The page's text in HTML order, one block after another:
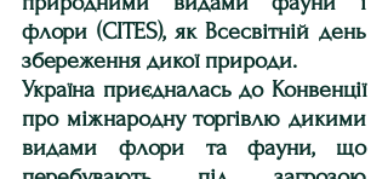
флори (СІТЕS), як Всесвітній день
збереження дикої природи.
Україна приєдналась до Конвенції
про міжнародну торгівлю дикими
видами флори та фауни, що